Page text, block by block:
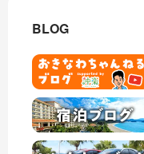
BLOG